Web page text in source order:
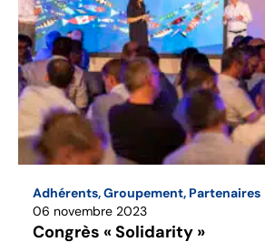
Adhérents,Groupement, Partenaires
06 novembre 2023
Congrès « Solidarity »